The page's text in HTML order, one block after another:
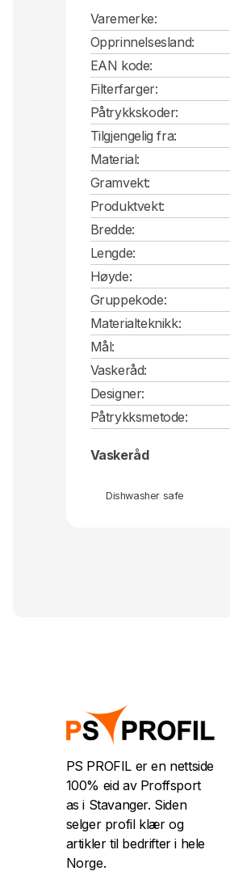
Varemerke:
Opprinnelsesland:
EAN kode:
Filterfarger:
Påtrykkskoder:
Tilgjengelig fra:
Material:
Gramvekt:
Produktvekt:
Bredde:
Lengde:
Høyde:
Gruppekode:
Materialteknikk:
Mål:
Vaskeråd:
Designer:
Påtrykksmetode:
Vaskeråd
Dishwasher safe
PS PROFIL er en nettside
100% eid av Proffsport
as i Stavanger. Siden
selger profil klær og
artikler til bedrifter i hele
Norge.